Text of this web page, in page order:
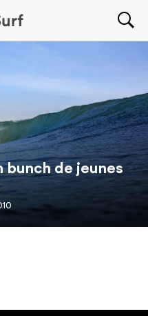
bunch de jeunes